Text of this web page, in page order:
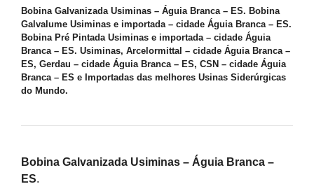
Bobina Galvanizada Usiminas – Águia Branca – ES. Bobina
Galvalume Usiminas e importada – cidade Águia Branca – ES.
Bobina Pré Pintada Usiminas e importada – cidade Águia
Branca – ES. Usiminas, Arcelormittal – cidade Águia Branca –
ES, Gerdau – cidade Águia Branca – ES, CSN – cidade Águia
Branca – ES e Importadas das melhores Usinas Siderúrgicas
do Mundo.
Bobina Galvanizada Usiminas – Águia Branca –
ES.